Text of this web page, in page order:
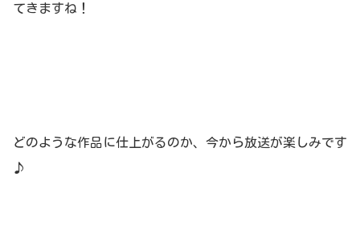
てきますね！
どのような作品に仕上がるのか、今から放送が楽しみです
♪